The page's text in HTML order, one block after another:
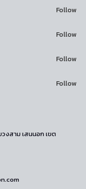
Follow
Follow
Follow
Follow
งสาม เสนนอก เขต